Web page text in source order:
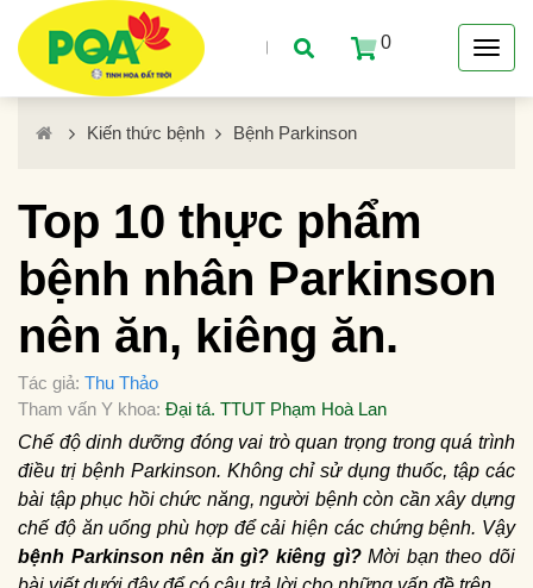
0
Kiến thức bệnh Bệnh Parkinson
Top 10 thực phẩm
bệnh nhân Parkinson
nên ăn, kiêng ăn.
Tác giả: Thu Thảo
Tham vấn Y khoa: Đại tá. TTUT Phạm Hoà Lan
Chế độ dinh dưỡng đóng vai trò quan trọng trong quá trình
điều trị bệnh Parkinson. Không chỉ sử dụng thuốc, tập các
bài tập phục hồi chức năng, người bệnh còn cần xây dựng
chế độ ăn uống phù hợp để cải hiện các chứng bệnh. Vậy
bệnh Parkinson nên ăn gì? kiêng gì?Mời bạn theo dõi